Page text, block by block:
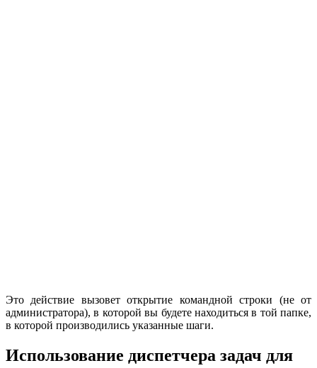
Это действие вызовет открытие командной строки (не от
администратора), в которой вы будете находиться в той папке,
в которой производились указанные шаги.
Использование диспетчера задач для